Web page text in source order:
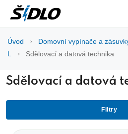
Úvod Domovní vypínače a
L
Sdělovací a datová technika
Sdělovací a datová
Filtry